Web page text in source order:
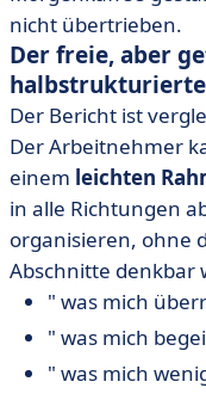
nicht übertrieben.
Der freie, aber
halbstrukturierte
Der Bericht ist
Der Arbeitnehmer
einem leichten
in alle Richtungen
organisieren, ohne
Abschnitte denkbar
" was mich
" was mich
" was mich